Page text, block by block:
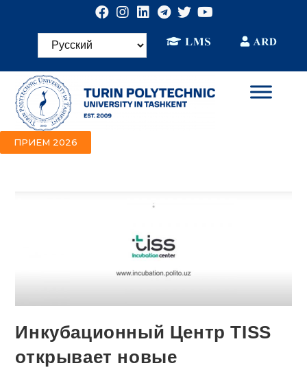
ПРИЕМ 2026
Инкубационный Центр TISS
открывает новые